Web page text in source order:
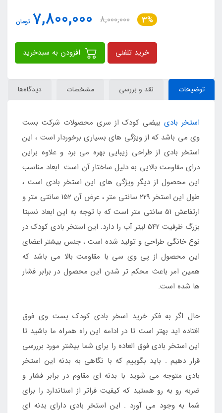
3%
8,000,000
7,800,000 تومان
خرید تلفنی
توضیحات نقد و بررسی مشخصات دیدگاه‌ها
استخر بادیبیضی کودک از سری محصولات شرکت بست
وی می باشد که از ویژگی های بسیاری برخوردار است ، این
استخر بادی از طراحی زیبایی بهره می برد و علاوه براین
درای مقاومت بالایی به دلیل ساختار آن است. ابعاد مناسب
این محصول از دیگر ویژگی های این استخر بادی است ،
طول این استخر 229 سانتی متر ، عرض آن 152 سانتی متر و
ارتفاعش 51 سانتی متر است که با توجه به این ابعاد نسبتا
بزرگ ظرفیت 542 لیتر آب را دارد. این استخر بادی کودک در
نوع خانگی طراحی و تولید شده است ، جنس بیشتر اعضای
این محصول از پی وی سی با مقاومت بالا می باشد که
همین امر باعث محکم تر شدن این محصول در برابر فشار
ها شده است.
حال اگر به فکر خرید اسخر بادی کودک بست وی فوق
افتاده اید بهتر است تا در ادامه این راه همراه ما باشید تا
این استخر بادی فوق العاده را برای شما بیشتر مورد برررسی
قرار دهیم . باید بگوییم که با نگاهی به بدنه این استخر
بادی متوجه می شوید با بدنه ای مقاوم در برابر فشار و
ضربه رو به رو هستید که کیفیت فراتر از استاندارد را برای
شما به وجود می آورد . این استخر بادی دارای بدنه ای